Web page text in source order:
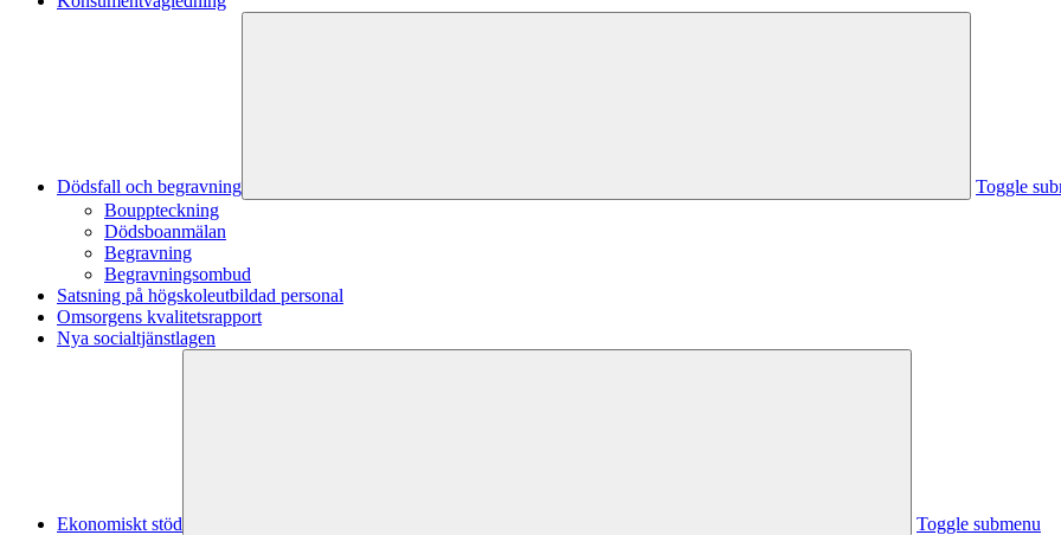
Dödsfall och begravning
Toggle
Bouppteckning
Dödsboanmälan
Begravning
Begravningsombud
Satsning på högskoleutbildad personal
Omsorgens kvalitetsrapport
Nya socialtjänstlagen
Ekonomiskt stöd
Toggle submenu